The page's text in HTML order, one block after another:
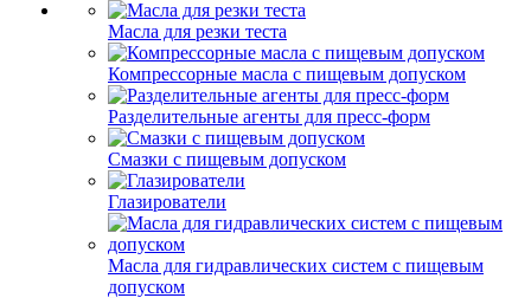
Масла для резки теста
Компрессорные масла с пищевым допуском
Разделительные агенты для пресс-форм
Смазки с пищевым допуском
Глазирователи
Масла для гидравлических систем с пищевым
допуском